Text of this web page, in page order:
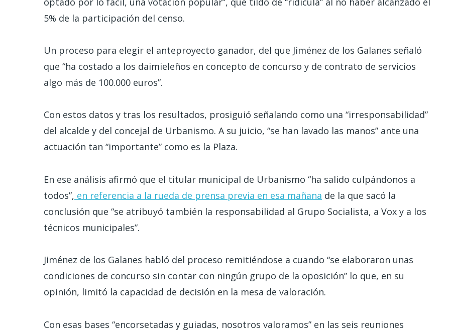
5% de la participación del censo.
Un proceso para elegir el anteproyecto ganador, del que Jiménez de los Galanes señaló
que “ha costado a los daimieleños en concepto de concurso y de contrato de servicios
algo más de 100.000 euros”.
Con estos datos y tras los resultados, prosiguió señalando como una “irresponsabilidad”
del alcalde y del concejal de Urbanismo. A su juicio, “se han lavado las manos” ante una
actuación tan “importante” como es la Plaza.
En ese análisis afirmó que el titular municipal de Urbanismo “ha salido culpándonos a
todos”, en referencia a la rueda de prensa previa en esa mañana de la que sacó la
conclusión que “se atribuyó también la responsabilidad al Grupo Socialista, a Vox y a los
técnicos municipales”.
Jiménez de los Galanes habló del proceso remitiéndose a cuando “se elaboraron unas
condiciones de concurso sin contar con ningún grupo de la oposición” lo que, en su
opinión, limitó la capacidad de decisión en la mesa de valoración.
Con esas bases “encorsetadas y guiadas, nosotros valoramos” en las seis reuniones